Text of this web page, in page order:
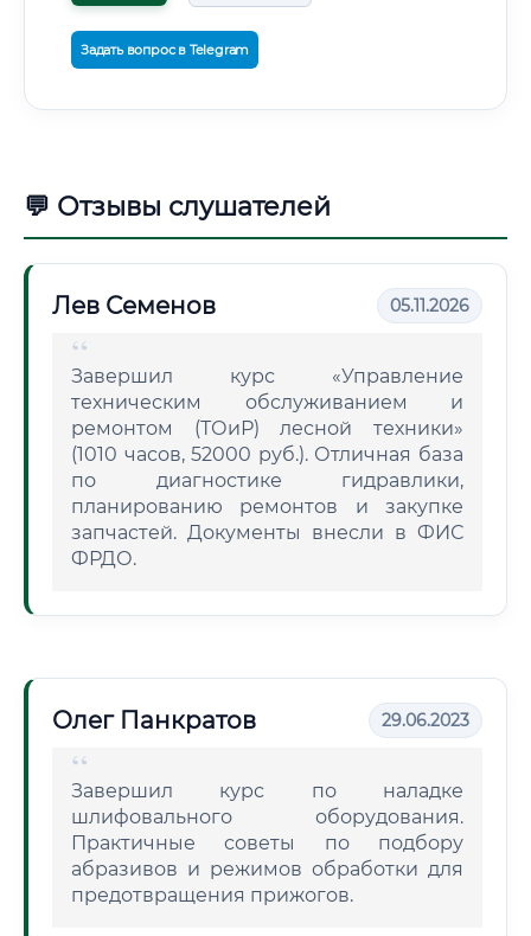
Задать вопрос в Telegram
💬 Отзывы слушателей
Лев Семенов 05.11.2026
Завершил курс «Управление
техническим обслуживанием и
ремонтом (ТОиР) лесной техники»
(1010 часов, 52000 руб.). Отличная база
по диагностике гидравлики,
планированию ремонтов и закупке
запчастей. Документы внесли в ФИС
ФРДО.
Олег Панкратов 29.06.2023
Завершил курс по наладке
шлифовального оборудования.
Практичные советы по подбору
абразивов и режимов обработки для
предотвращения прижогов.